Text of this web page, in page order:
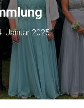
O
N
U
T
E
Januar 2025